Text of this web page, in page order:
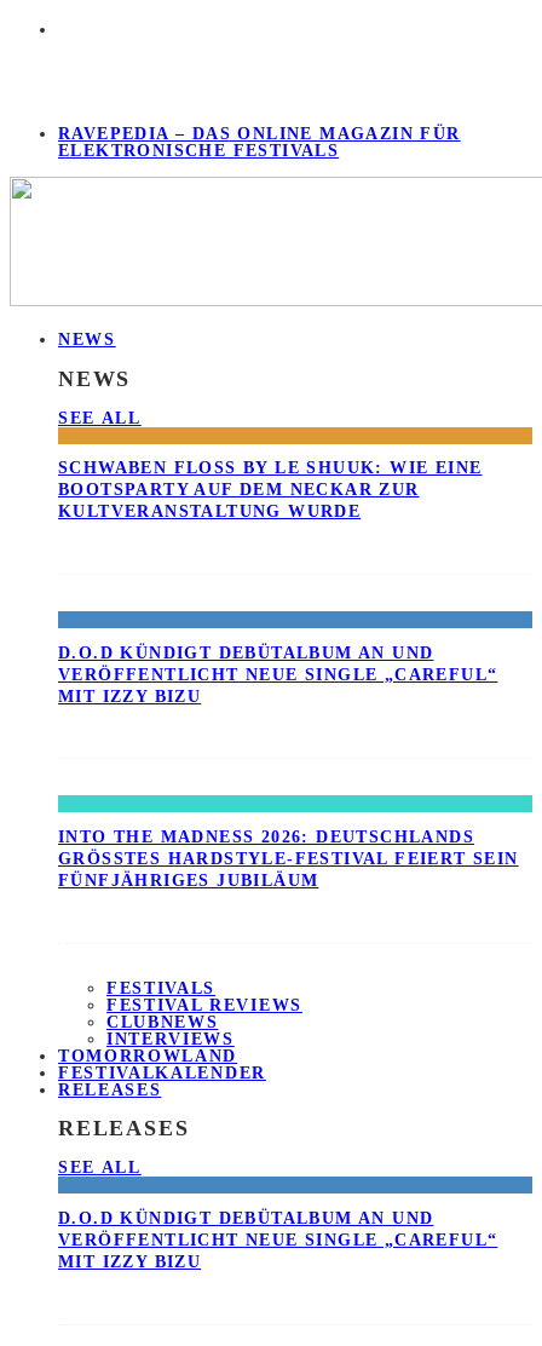
RAVEPEDIA – DAS ONLINE MAGAZIN FÜR
ELEKTRONISCHE FESTIVALS
NEWS
NEWS
SEE ALL
SCHWABEN FLOSS BY LE SHUUK: WIE EINE B
OOTSPARTY AUF DEM NECKAR ZUR K
ULTVERANSTALTUNG WURDE
D.O.D KÜNDIGT DEBÜTALBUM AN UND
VERÖFFENTLICHT NEUE SINGLE „CAREFUL“
MIT IZZY BIZU
INTO THE MADNESS 2026: DEUTSCHLANDS
GRÖSSTES HARDSTYLE-FESTIVAL FEIERT SEIN F
ÜNFJÄHRIGES JUBILÄUM
FESTIVALS
FESTIVAL REVIEWS
CLUBNEWS
INTERVIEWS
TOMORROWLAND
FESTIVALKALENDER
RELEASES
RELEASES
SEE ALL
D.O.D KÜNDIGT DEBÜTALBUM AN UND
VERÖFFENTLICHT NEUE SINGLE „CAREFUL“
MIT IZZY BIZU